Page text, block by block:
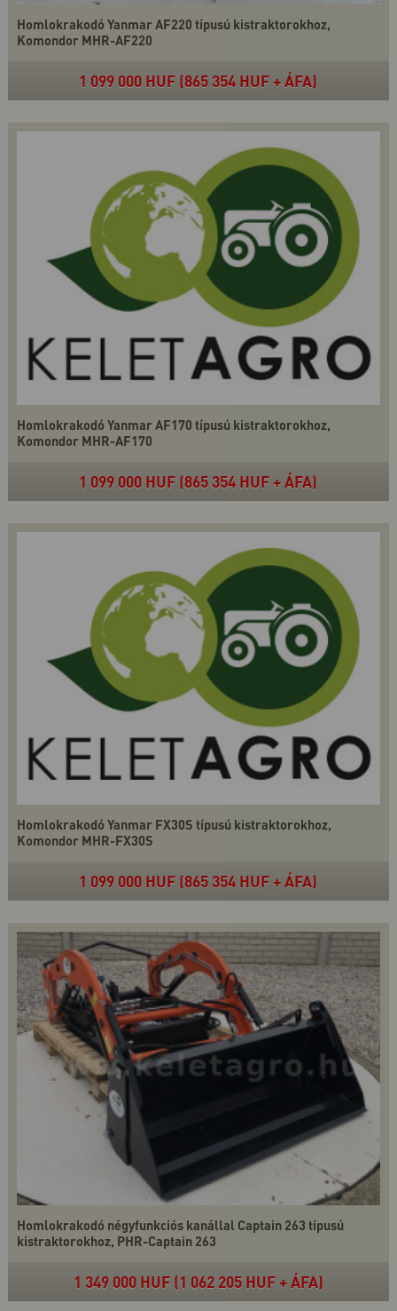
Homlokrakodó Yanmar AF220 típusú kistraktorokhoz,
Komondor MHR-AF220
1 099 000 HUF (865 354 HUF + ÁFA)
Homlokrakodó Yanmar AF170 típusú kistraktorokhoz,
Komondor MHR-AF170
1 099 000 HUF (865 354 HUF + ÁFA)
Homlokrakodó Yanmar FX30S típusú kistraktorokhoz,
Komondor MHR-FX30S
1 099 000 HUF (865 354 HUF + ÁFA)
Homlokrakodó négyfunkciós kanállal Captain 263 típusú
kistraktorokhoz, PHR-Captain 263
1 349 000 HUF (1 062 205 HUF + ÁFA)